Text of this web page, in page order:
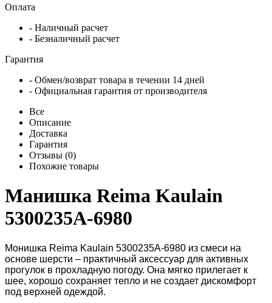
Оплата
- Наличный расчет
- Безналичный расчет
Гарантия
- Обмен/возврат товара в течении 14 дней
- Официальная гарантия от производителя
Все
Описание
Доставка
Гарантия
Отзывы (0)
Похожие товары
Манишка Reima Kaulain
5300235A-6980
Монишка Reima Kaulain 5300235A-6980 из смеси на
основе шерсти – практичный аксессуар для активных
прогулок в прохладную погоду. Она мягко прилегает к
шее, хорошо сохраняет тепло и не создает дискомфорт
под верхней одеждой.